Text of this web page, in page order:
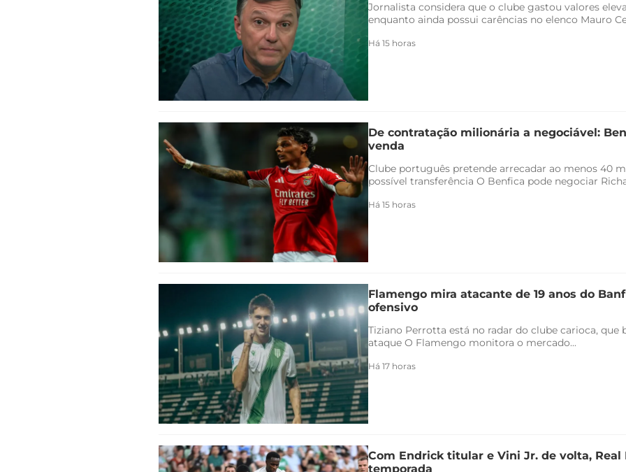
Jornalista considera que o clube gastou valores
enquanto ainda possui carências no elenco Mauro
Há 15 horas
De contratação milionária a negociável:
venda
Clube português pretende arrecadar ao menos 40
possível transferência O Benfica pode negociar
Há 15 horas
Flamengo mira atacante de 19 anos do
ofensivo
Tiziano Perrotta está no radar do clube carioca, que
ataque O Flamengo monitora o mercado...
Há 17 horas
Com Endrick titular e Vini Jr. de volta, Real
temporada